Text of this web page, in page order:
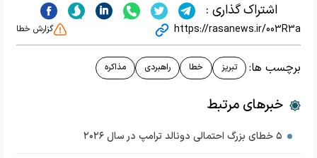
اشتراک گذاری :
https://rasanews.ir/003R3a گزارش خطا
برچسب ها: تبریز خطا راهبردی مذاکره
خبرهای مرتبط
۵ خطای بزرگ احتمالی دونالد ترامپ در سال ۲۰۲۶